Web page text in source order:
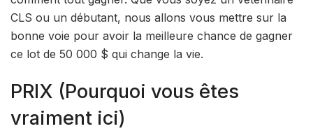
CLS ou un débutant, nous allons vous mettre sur la
bonne voie pour avoir la meilleure chance de gagner
ce lot de 50 000 $ qui change la vie.
PRIX (Pourquoi vous êtes
vraiment ici)